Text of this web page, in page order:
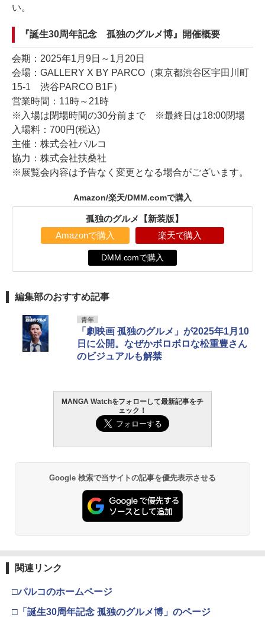
い。
『誕生30周年記念 孤独のグルメ博』開催概要
会期：2025年1月9日～1月20日
会場：GALLERY X BY PARCO（東京都渋谷区宇田川町
15-1 渋谷PARCO B1F）
営業時間：11時～21時
※入場は閉場時間の30分前まで ※最終日は18:00閉場
入場料：700円(税込)
主催：株式会社パルコ
協力：株式会社扶桑社
※展覧会内容は予告なく変更となる場合がございます。
Amazon/楽天/DMM.comで購入
孤独のグルメ【新装版】
Amazonで購入 楽天で購入
DMM.comで購入
編集部のおすすめ記事
青年
「劇映画 孤独のグルメ」が2025年1月10
日に公開。なぜかボロボロな松重豊さん
のビジュアルも解禁
MANGA Watchをフォローして最新記事をチ
ェック！
Google 検索で当サイトの記事を優先表示させる
関連リンク
□パルコのホームページ
□「誕生30周年記念 孤独のグルメ博」のページ